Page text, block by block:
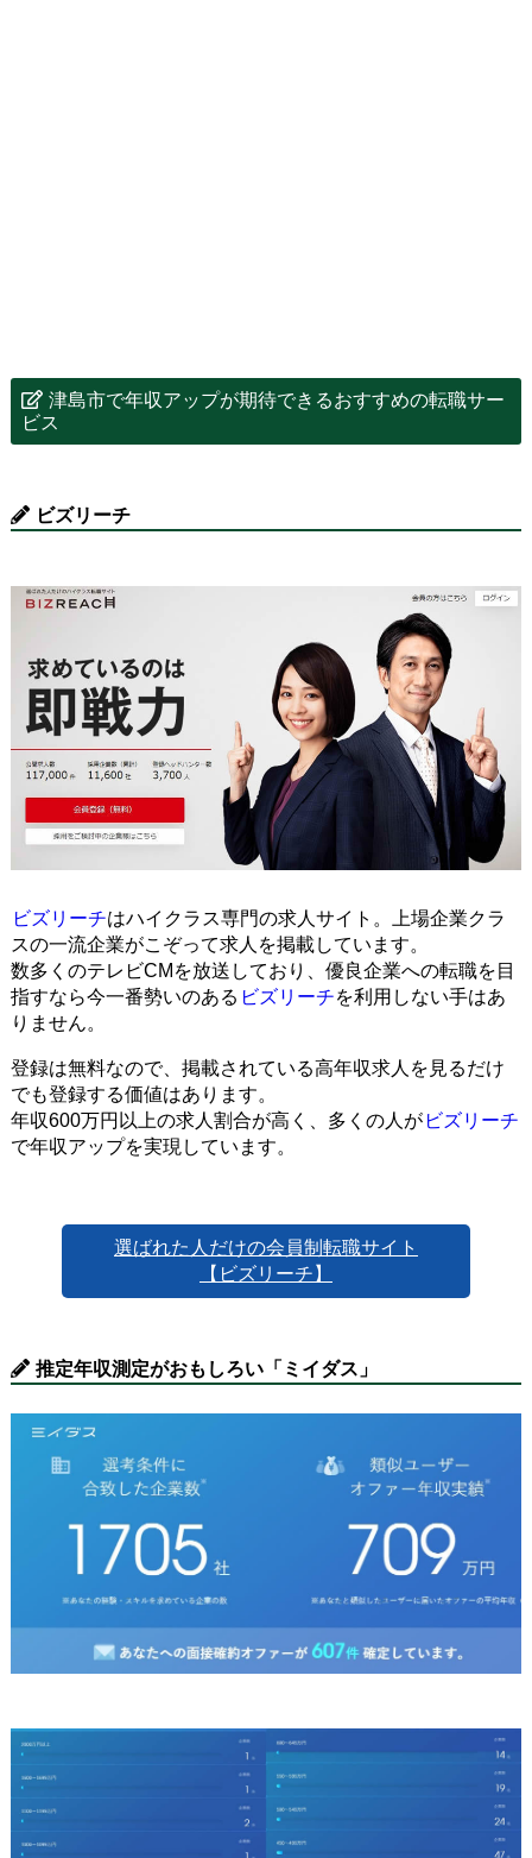
津島市で年収アップが期待できるおすすめの転職サー
ビス
ビズリーチ
ビズリーチはハイクラス専門の求人サイト。上場企業クラ
スの一流企業がこぞって求人を掲載しています。
数多くのテレビCMを放送しており、優良企業への転職を目
指すなら今一番勢いのある ビズリーチを利用しない手はあ
りません。
登録は無料なので、掲載されている高年収求人を見るだけ
でも登録する価値はあります。
年収600万円以上の求人割合が高く、多くの人が ビズリーチ
で年収アップを実現しています。
選ばれた人だけの会員制転職サイト
【ビズリーチ】
推定年収測定がおもしろい「ミイダス」